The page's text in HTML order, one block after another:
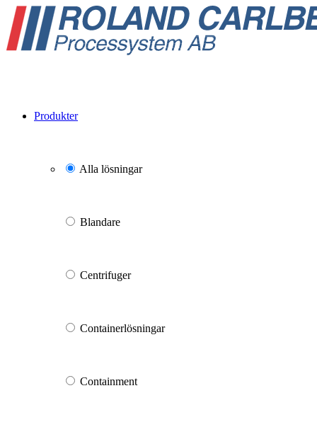
Produkter
Alla lösningar
Blandare
Centrifuger
Containerlösningar
Containment